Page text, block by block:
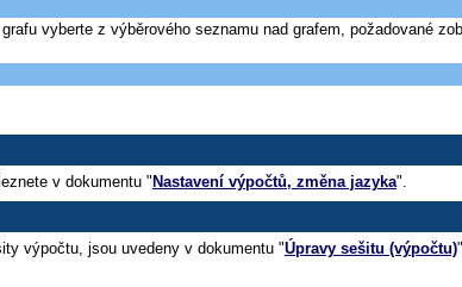
vyberte z výběrového seznamu nad grafem, požadované
v dokumentu "Nastavení výpočtů, změna jazyka".
výpočtu, jsou uvedeny v dokumentu "Úpravy sešitu (výpočtu)